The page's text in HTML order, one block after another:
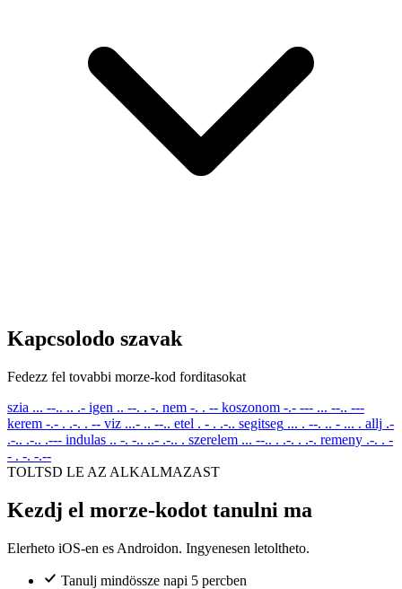
Kapcsolodo szavak
Fedezz fel tovabbi morze-kod forditasokat
szia ... --.. .. .- igen .. --. . -. nem -. . -- koszonom -.- --- ... --.. ---
kerem -.- . .-. . -- viz ...- .. --.. etel . - . .-.. segitseg ... . --. .. - ... . allj .-
.-.. .-.. .--- indulas .. -. -.. ..- .-.. . szerelem ... --.. . .-. . .-. remeny .-. . -
- . -. -.--
TOLTSD LE AZ ALKALMAZAST
Kezdj el morze-kodot tanulni ma
Elerheto iOS-en es Androidon. Ingyenesen letoltheto.
Tanulj mindössze napi 5 percben